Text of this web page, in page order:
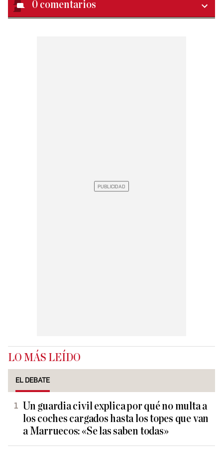
0 comentarios
LO MÁS LEÍDO
EL DEBATE
Un guardia civil explica por qué no multa a
los coches cargados hasta los topes que van
a Marruecos: «Se las saben todas»